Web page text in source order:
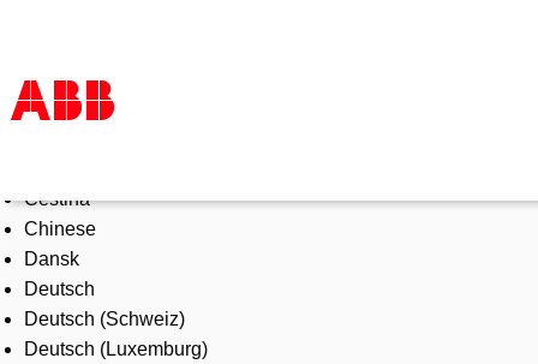
Products & Solutions
Industries
Services
About us
Where to buy
Contact us
Čeština
Chinese
Dansk
Deutsch
Deutsch (Schweiz)
Deutsch (Luxemburg)